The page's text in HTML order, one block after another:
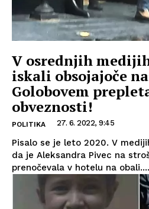
V osrednjih
iskali obsojajoče
Golobovem
obveznosti!
POLITIKA 27. 6. 2022, 9:45
Pisalo se je leto 2020. V
da je Aleksandra Pivec na
prenočevala v hotelu na obali....